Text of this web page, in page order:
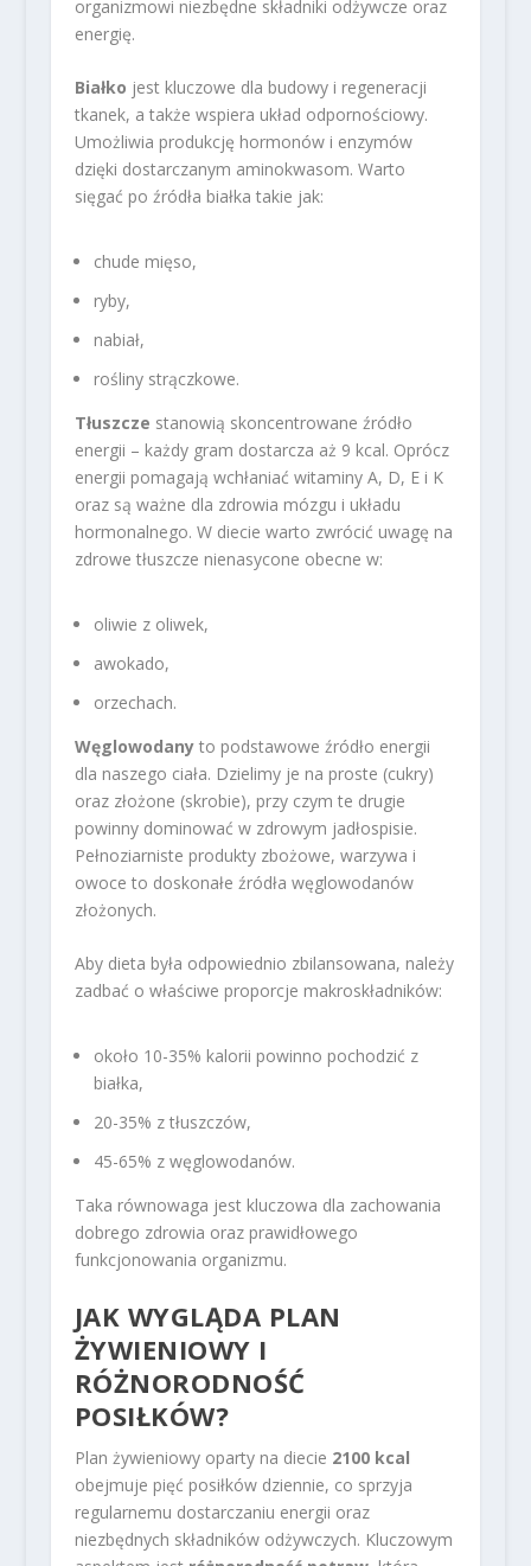
organizmowi niezbędne składniki odżywcze oraz
energię.
Białko jest kluczowe dla budowy i regeneracji
tkanek, a także wspiera układ odpornościowy.
Umożliwia produkcję hormonów i enzymów
dzięki dostarczanym aminokwasom. Warto
sięgać po źródła białka takie jak:
chude mięso,
ryby,
nabiał,
rośliny strączkowe.
Tłuszcze stanowią skoncentrowane źródło
energii – każdy gram dostarcza aż 9 kcal. Oprócz
energii pomagają wchłaniać witaminy A, D, E i K
oraz są ważne dla zdrowia mózgu i układu
hormonalnego. W diecie warto zwrócić uwagę na
zdrowe tłuszcze nienasycone obecne w:
oliwie z oliwek,
awokado,
orzechach.
Węglowodanyto podstawowe źródło energii
dla naszego ciała. Dzielimy je na proste (cukry)
oraz złożone (skrobie), przy czym te drugie
powinny dominować w zdrowym jadłospisie.
Pełnoziarniste produkty zbożowe, warzywa i
owoce to doskonałe źródła węglowodanów
złożonych.
Aby dieta była odpowiednio zbilansowana, należy
zadbać o właściwe proporcje makroskładników:
około 10-35% kalorii powinno pochodzić z
białka,
20-35% z tłuszczów,
45-65% z węglowodanów.
Taka równowaga jest kluczowa dla zachowania
dobrego zdrowia oraz prawidłowego
funkcjonowania organizmu.
JAK WYGLĄDA PLAN
ŻYWIENIOWY I
RÓŻNORODNOŚĆ
POSIŁKÓW?
Plan żywieniowy oparty na diecie 2100 kcal
obejmuje pięć posiłków dziennie, co sprzyja
regularnemu dostarczaniu energii oraz
niezbędnych składników odżywczych. Kluczowym